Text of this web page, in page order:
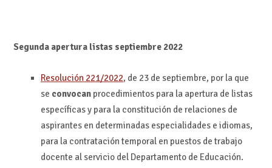
Segunda apertura listas septiembre 2022
Resolución 221/2022, de 23 de septiembre, por la que
se convocan procedimientos para la apertura de listas
específicas y para la constitución de relaciones de
aspirantes en determinadas especialidades e idiomas,
para la contratación temporal en puestos de trabajo
docente al servicio del Departamento de Educación.